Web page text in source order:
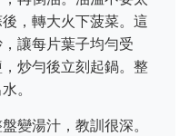
，轉大火下菠菜。這
讓每片葉子均勻受
炒勻後立刻起鍋。整
。
變湯汁，教訓很深。